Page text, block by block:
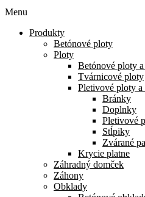
Menu
Produkty
Betónové ploty
Ploty
Betónové ploty
Tvárnicové ploty
Pletivové ploty a
Bránky
Doplnky
Pletivové
Stĺpiky
Zvárané
Krycie platne
Záhradný domček
Záhony
Obklady